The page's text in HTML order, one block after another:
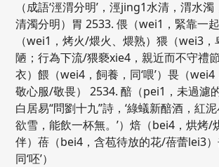
（成語‘涇渭分明’，涇jing1水清，渭水濁
清濁分明）胃 2533. 偎（wei1，緊靠一
（wei1，烤火/煨火、煨熟）猥（wei3
陋；行為下流/猥褻xie4，親近而不守禮
衣）餵（wei4，飼養，同‘喂’）畏（
敬心服/敬畏） 2534. 醅（pei1，未過濾
白居易“問劉十九”詩，‘綠蟻新醅酒，紅
欲雪，能飲一杯無。’）焙（bei4，烘烤/
伴）蓓（bei4，含苞待放的花/蓓蕾lei3
同‘呸’）